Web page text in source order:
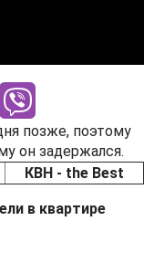
позже, поэтому
он задержался.
КВН - the Best
в квартире